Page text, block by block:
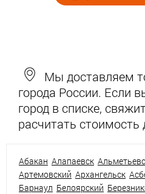
Мы доставляем
города России. Если
город в списке,
расчитать стоимость
Абакан Алапаевск
Артемовский Архангельск
Барнаул Белоярский